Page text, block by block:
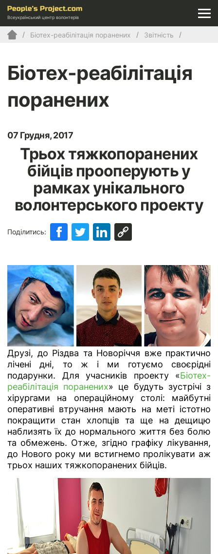
Всеукраїнський центр волонтерів
Біотех-реабілітація поранених Звітність
Біотех-реабілітація
поранених
07 Грудня, 2017
Трьох тяжкопоранених
бійців прооперують у
рамках унікального
волонтерського проекту
Поділитись:
Друзі, до Різдва та Новоріччя вже практично
лічені дні, то ж і ми готуємо своєрідні
подарунки. Для учасників проекту «Біотех-
реабілітація поранених» це будуть зустрічі з
хірургами на операційному столі: майбутні
оперативні втручання мають на меті істотно
покращити стан хлопців та ще на дещицю
наблизять їх до нормального життя без болю
та обмежень. Отже, згідно графіку лікування,
до Нового року ми встигнемо пролікувати аж
трьох наших тяжкопоранених бійців.